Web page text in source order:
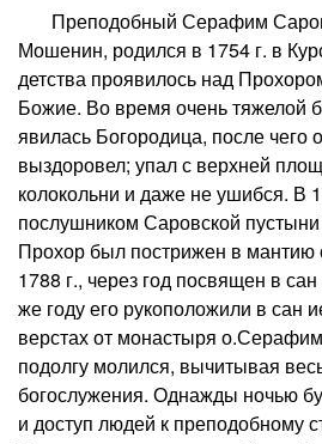
Преподобный Серафим
Мошенин, родился в 1754 г. в
детства проявилось над
Божие. Во время очень тяжелой
явилась Богородица, после чего
выздоровел; упал с верхней
колокольни и даже не ушибся. В
послушником Саровской пустыни
Прохор был пострижен в
1788 г., через год посвящен в
же году его рукоположили в сан
верстах от монастыря о.Серафим
подолгу молился, вычитывая
богослужения. Однажды ночью
и доступ людей к преподобному